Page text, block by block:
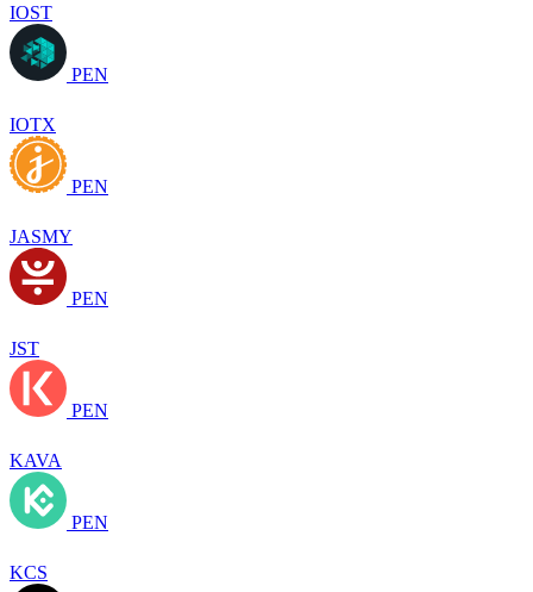
IOST
PEN
IOTX
PEN
JASMY
PEN
JST
PEN
KAVA
PEN
KCS